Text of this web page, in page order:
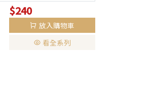
$240
放入購物車
看全系列